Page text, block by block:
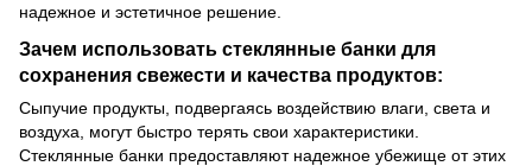
надежное и эстетичное решение.
Зачем использовать стеклянные банки для
сохранения свежести и качества продуктов:
Сыпучие продукты, подвергаясь воздействию влаги, света и
воздуха, могут быстро терять свои характеристики.
Стеклянные банки предоставляют надежное убежище от этих